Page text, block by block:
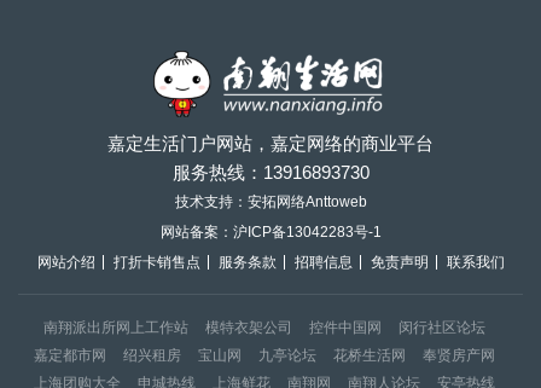
嘉定生活门户网站，嘉定网络的商业平台
服务热线： 13916893730
技术支持：安拓网络Anttoweb
网站备案： 沪ICP备13042283号-1
网站介绍
打折卡销售点 服务条款 招聘信息 免责声明 联系我们
南翔派出所网上工作站 模特衣架公司 控件中国网
闵行社区论坛
嘉定都市网
绍兴租房 宝山网 九亭论坛 花桥生活网
奉贤房产网
上海团购大全
申城热线 上海鲜花 南翔网 南翔人论坛 安亭热线